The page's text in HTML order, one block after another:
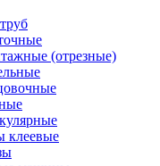
(отрезные)
клеевые